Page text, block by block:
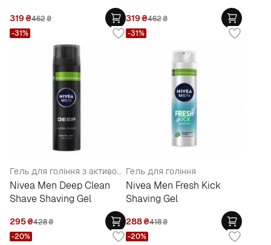
319₴462₴ 319₴462₴
Гель для гоління з активованим вугіллям
Nivea Men Deep Clean
Shave Shaving Gel
295₴428₴
-31%
Гель для гоління
Nivea Men Fresh Kick
Shaving Gel
288₴418₴
-31%
-20% -20%